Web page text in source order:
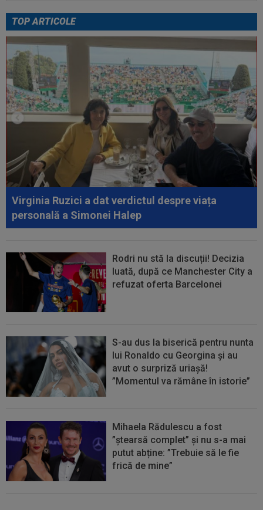
23:58 EXCLUSIV
Salariul lui Marius Șumudică la
CFR Cluj. Peste Pancu la Rapid și de două ori...
00:39
Reacția total neașteptată a lui Nuno Campos,
întrebat de Adrian Mazilu după...
00:39
Florin Pîrvu a surprins pe toată lumea, după
umilința cu Dinamo
VIDEO
Barcelona a pierdut trofeul ”Friuli
Venezia Giulia Cup”! Udinese a dat lovitura...
00:20 VIDEO
Alex Musi a dat declarația serii, după
ce Dinamo a învins-o pe FC Voluntari cu...
00:20 VIDEO
Estrela - Sporting 2-2. Meci
spectaculos! Ianis Stoica a fost titular. Cele mai...
TOP ARTICOLE
Virginia Ruzici a dat verdictul despre viața
personală a Simonei Halep
Rodri nu stă la discuții! Decizia
luată, după ce Manchester City a
refuzat oferta Barcelonei
S-au dus la biserică pentru nunta
lui Ronaldo cu Georgina și au
avut o surpriză uriașă!
”Momentul va rămâne în istorie”
Mihaela Rădulescu a fost
”ștearsă complet” și nu s-a mai
putut abține: ”Trebuie să le fie
frică de mine”